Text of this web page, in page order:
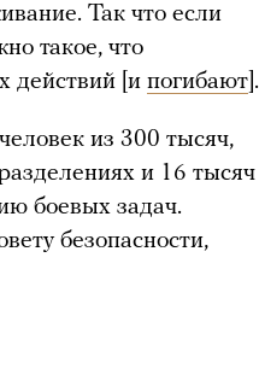
Так что если
такое, что
действий [и погибают ].
из 300 тысяч,
и 16 тысяч
боевых задач.
безопасности,